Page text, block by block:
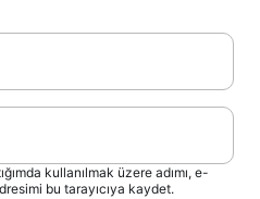
kullanılmak üzere adımı, e-
bu tarayıcıya kaydet.